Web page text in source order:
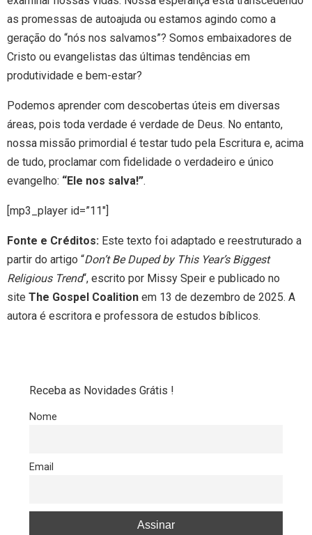
as promessas de autoajuda ou estamos agindo como a
geração do “nós nos salvamos”? Somos embaixadores de
Cristo ou evangelistas das últimas tendências em
produtividade e bem-estar?
Podemos aprender com descobertas úteis em diversas
áreas, pois toda verdade é verdade de Deus. No entanto,
nossa missão primordial é testar tudo pela Escritura e, acima
de tudo, proclamar com fidelidade o verdadeiro e único
evangelho: “Ele nos salva!”.
[mp3_player id=”11″]
Fonte e Créditos: Este texto foi adaptado e reestruturado a
partir do artigo “Don’t Be Duped by This Year’s Biggest
Religious Trend“, escrito por Missy Speir e publicado no
site The Gospel Coalition em 13 de dezembro de 2025. A
autora é escritora e professora de estudos bíblicos.
Receba as Novidades Grátis !
Nome
Email